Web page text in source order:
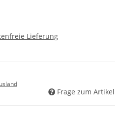
Lieferung
Frage zum Artikel